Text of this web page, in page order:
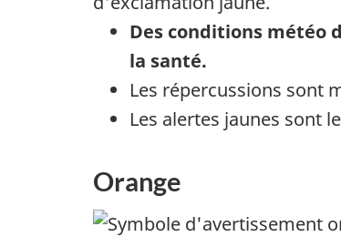
Des conditions météo
la santé.
Les répercussions sont
Les alertes jaunes sont
Orange